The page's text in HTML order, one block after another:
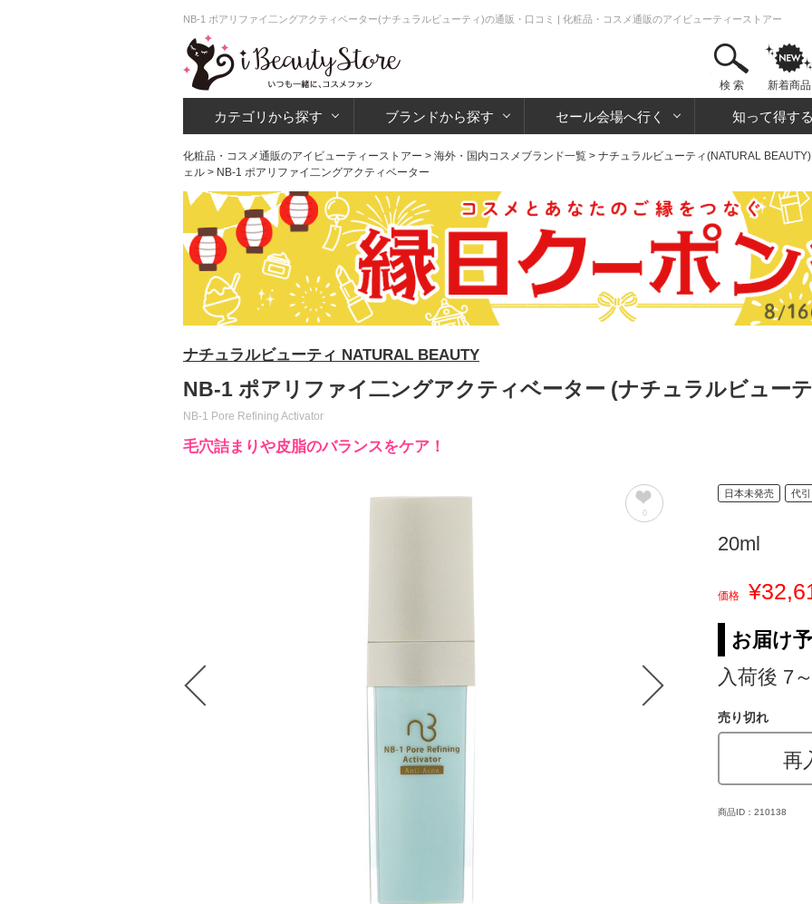
NB-1 ポアリファイ二ングアクティベーター(ナチュラルビューティ)の通販・口コミ | 化粧品・コスメ通販のアイビューティーストアー
検 索 新着商品
カテゴリから探す ブランドから探す セール会場へ行く 知って得する
化粧品・コスメ通販のアイビューティーストアー > 海外・国内コスメブランド一覧 > ナチュラルビューティ(NATURAL BEAUTY)
ェル > NB-1 ポアリファイ二ングアクティベーター
ナチュラルビューティ NATURAL BEAUTY
NB-1 ポアリファイ二ングアクティベーター (ナチュラルビュー
NB-1 Pore Refining Activator
毛穴詰まりや皮脂のバランスをケア！
0
日本未発売 代
20ml
価格
お届け
入荷後 7
売り切れ
再
商品ID：210138